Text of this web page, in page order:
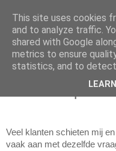
donderdag 27
Interieur Tip:
Veel klanten schieten mij
vaak aan met dezelfde
This site uses cookies
and to analyze traffic.
shared with Google
metrics to ensure
statistics, and to detect